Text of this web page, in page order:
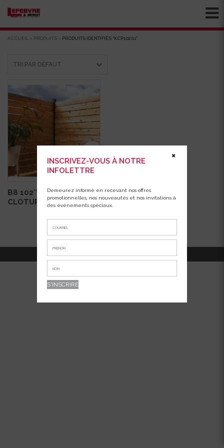
ACCUEIL > PRODUITS > PRODUITS IDENTIFIÉS “KCP10201”
B8 102″ POTEAU
CLOTURE COIN
INSCRIVEZ-VOUS À NOTRE
INFOLETTRE
Demeurez informé en recevant nos offres
promotionnelles, nos nouveautés et nos invitations à
des événements spéciaux.
✖
APPELEZ-NOUS AU514-381-7456